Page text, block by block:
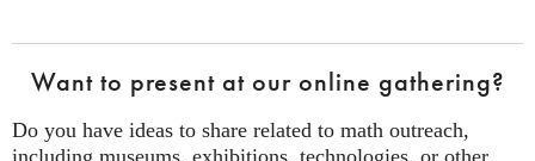
Want to present at our online gathering?
Do you have ideas to share related to math outreach,